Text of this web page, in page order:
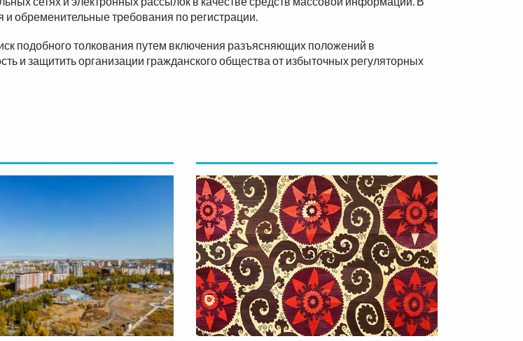
и обременительные требования по регистрации.
подобного толкования путем включения разъясняющих положений в
и защитить организации гражданского общества от избыточных регуляторных